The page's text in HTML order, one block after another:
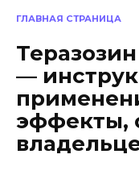
ГЛАВНАЯ СТРАНИЦА
—
эффекты,